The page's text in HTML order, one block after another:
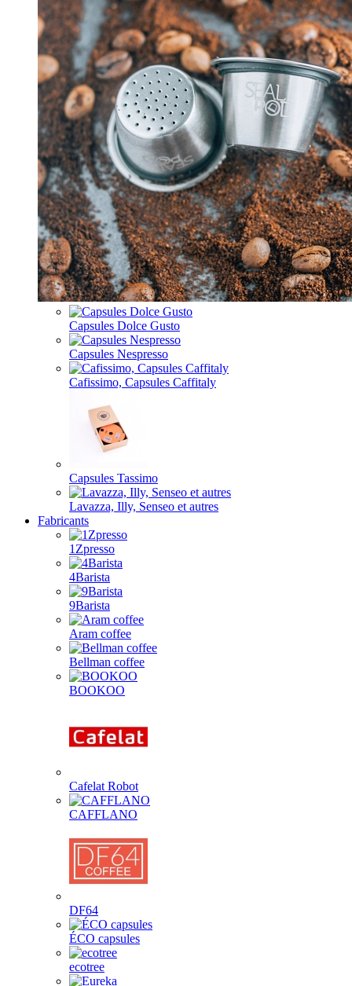
Capsules Dolce Gusto
Capsules Nespresso
Cafissimo, Capsules Caffitaly
Capsules Tassimo
Lavazza, Illy, Senseo et autres
Fabricants
1Zpresso
4Barista
9Barista
Aram coffee
Bellman coffee
BOOKOO
Cafelat Robot
CAFFLANO
DF64
ÉCO capsules
ecotree